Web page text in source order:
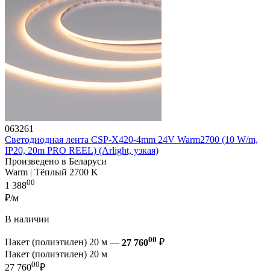
063261
Светодиодная лента CSP-X420-4mm 24V Warm2700 (10 W/m,
IP20, 20m PRO REEL) (Arlight, узкая)
Произведено в Беларуси
Warm | Тёплый 2700 K
1 38800
₽/м
В наличии
Пакет (полиэтилен) 20 м — 27 76000 ₽
Пакет (полиэтилен) 20 м
27 76000₽